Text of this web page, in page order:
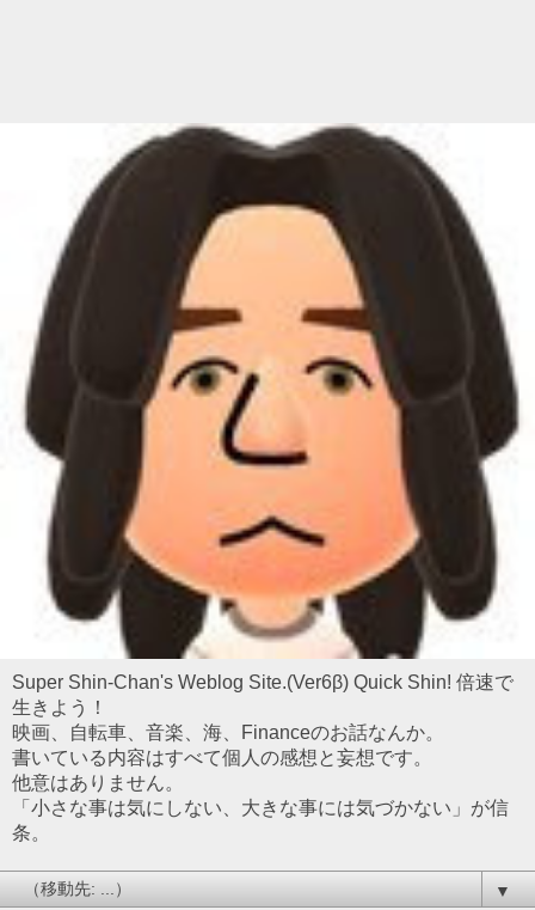
Super Shin-Chan's Weblog Site.(Ver6β) Quick Shin! 倍速で
生きよう！
映画、自転車、音楽、海、Financeのお話なんか。
書いている内容はすべて個人の感想と妄想です。
他意はありません。
「小さな事は気にしない、大きな事には気づかない」が信
条。
▼